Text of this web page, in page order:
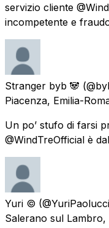
servizio cliente
incompetente e
Stranger byb 🐼
Piacenza, Emilia-
Un po’ stufo di farsi
@WindTreOfficial è
Yuri ©
Salerano sul